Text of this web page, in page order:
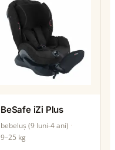
BeSafe iZi Plus
bebeluș (9 luni-4 ani)
9–25 kg